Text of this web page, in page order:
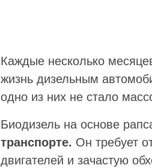
Каждые несколько
жизнь дизельным
одно из них не стало
Биодизель на основе
транспорте. Он требует
двигателей и зачастую